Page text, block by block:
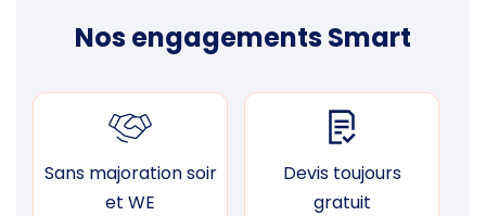
Nos engagements Smart
Sans majoration soir
et WE
Devis toujours
gratuit